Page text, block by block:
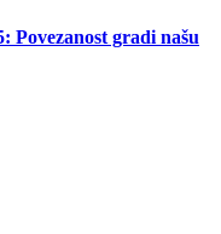
Povezanost gradi našu